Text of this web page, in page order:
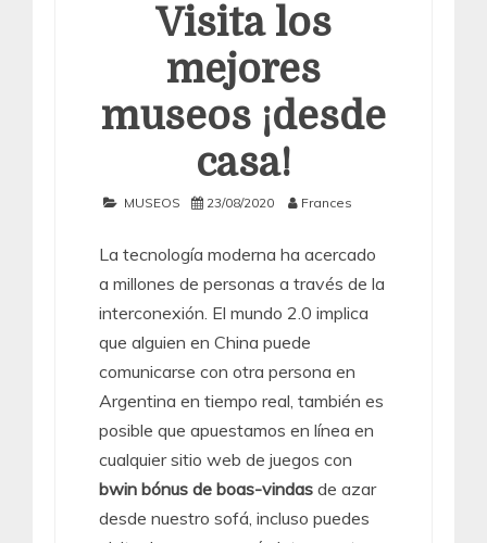
Visita los
mejores
museos ¡desde
casa!
MUSEOS 23/08/2020 Frances
La tecnología moderna ha acercado
a millones de personas a través de la
interconexión. El mundo 2.0 implica
que alguien en China puede
comunicarse con otra persona en
Argentina en tiempo real, también es
posible que apuestamos en línea en
cualquier sitio web de juegos con
bwin bónus de boas-vindas de azar
desde nuestro sofá, incluso puedes